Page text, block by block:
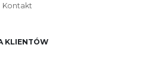
Kontakt
KLIENTÓW